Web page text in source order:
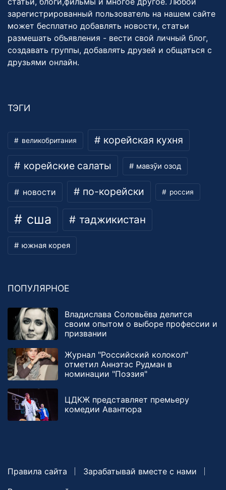
зарегистрированный пользователь на нашем сайте
может бесплатно добавлять новости, статьи
размешать объявления - вести свой личный блог,
создавать группы, добавлять друзей и общаться с
друзьями онлайн.
ТЭГИ
великобритания корейская кухня
корейские салаты мавзӯи озод
новости по-корейски россия
сша таджикистан
южная корея
ПОПУЛЯРНОЕ
Владислава Соловьёва делится
своим опытом о выборе профессии и
призвании
Журнал "Российский колокол"
отметил Аннэтэс Рудман в
номинации "Поэзия"
ЦДКЖ представляет премьеру
комедии Авантюра
Правила сайта
Зарабатывай вместе с нами